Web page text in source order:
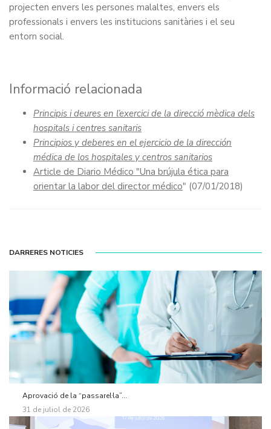
projecten envers les persones malaltes, envers els
professionals i envers les institucions sanitàries i el seu
entorn social.
Informació relacionada
Principis i deures en l’exercici de la direcció mèdica dels
hospitals i centres sanitaris
Principios y deberes en el ejercicio de la dirección
médica de los hospitales y centros sanitarios
Article de Diario Médico "Una brújula ética para
orientar la labor del director médico" (07/01/2018)
DARRERES NOTICIES
Aprovació de la “passarel·la”...
31 de juliol de 2026